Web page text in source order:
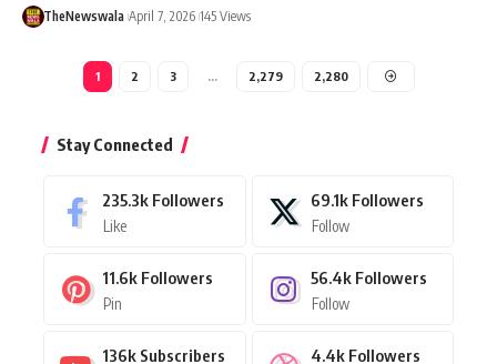
TheNewswala April 7, 2026 145 Views
1 2 3 … 2,279 2,280
Stay Connected
235.3k Followers
Like
69.1k Followers
Follow
11.6k Followers
Pin
56.4k Followers
Follow
136k Subscribers 4.4k Followers